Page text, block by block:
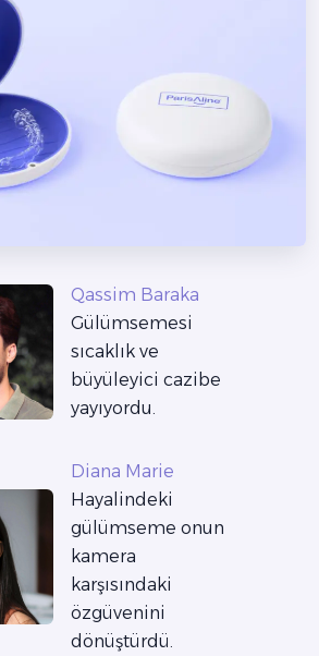
Qassim Baraka
Gülümsemesi
sıcaklık ve
büyüleyici cazibe
yayıyordu.
Diana Marie
Hayalindeki
gülümseme onun
kamera
karşısındaki
özgüvenini
dönüştürdü.